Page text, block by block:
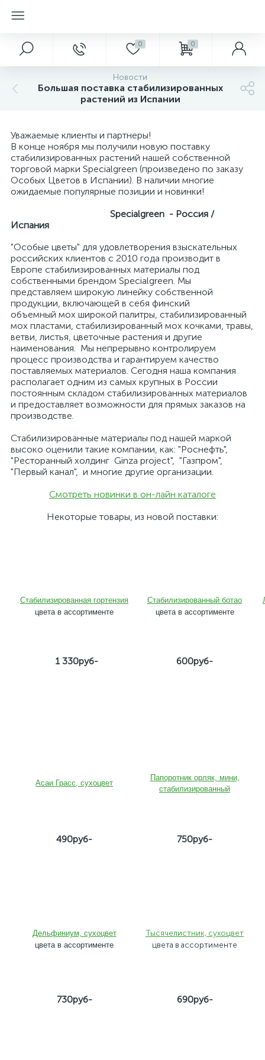
0 0
Новости
Большая поставка стабилизированных
растений из Испании
Уважаемые клиенты и партнеры!
В конце ноября мы получили новую поставку
стабилизированных растений нашей собственной
торговой марки Specialgreen (произведено по заказу
Особых Цветов в Испании). В наличии многие
ожидаемые популярные позиции и новинки!
Specialgreen - Россия /
Испания
"Особые цветы" для удовлетворения взыскательных
российских клиентов с 2010 года производит в
Европе стабилизированных материалы под
собственными брендом Specialgreen. Мы
представляем широкую линейку собственной
продукции, включающей в себя финский
объемный мох широкой палитры, стабилизированный
мох пластами, стабилизированный мох кочками, травы,
ветви, листья, цветочные растения и другие
наименования. Мы непрерывно контролируем
процесс производства и гарантируем качество
поставляемых материалов. Сегодня наша компания
располагает одним из самых крупных в России
постоянным складом стабилизированных материалов
и предоставляет возможности для прямых заказов на
производстве.
Стабилизированные материалы под нашей маркой
высоко оценили такие компании, как: "Роснефть",
"Ресторанный холдинг Ginza project", "Газпром",
"Первый канал", и многие другие организации.
Смотреть новинки в он-лайн каталоге
Некоторые товары, из новой поставки:
Стабилизированная гортензия
цвета в ассортименте
Стабилизированный ботао
цвета в ассортименте
1 330руб- 600руб-
Асаи Грасс, сухоцвет
Папоротник орляк, мини,
стабилизированный
490руб- 750руб-
Дельфиниум, сухоцвет
цвета в ассортименте
Тысячелистник, сухоцвет
цвета в ассортименте
730руб- 690руб-